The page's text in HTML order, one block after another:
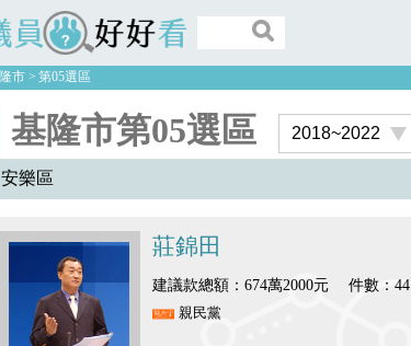
好好看
市 第05選區
基隆市第05選區
安樂區
莊錦田
建議款總額：674萬2000元 件數：44
親民黨